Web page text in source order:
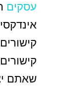
עסקים
שאתם